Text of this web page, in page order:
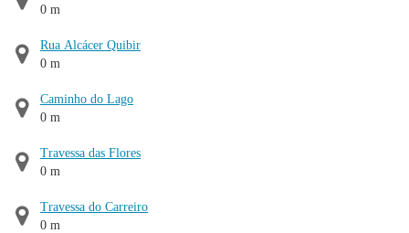
0 m
Rua Alcácer Quibir
0 m
Caminho do Lago
0 m
Travessa das Flores
0 m
Travessa do Carreiro
0 m